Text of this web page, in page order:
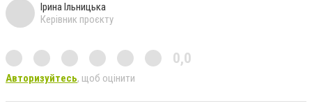
Ірина Ільницька
Керівник проєкту
0,0
Авторизуйтесь, щоб оцінити